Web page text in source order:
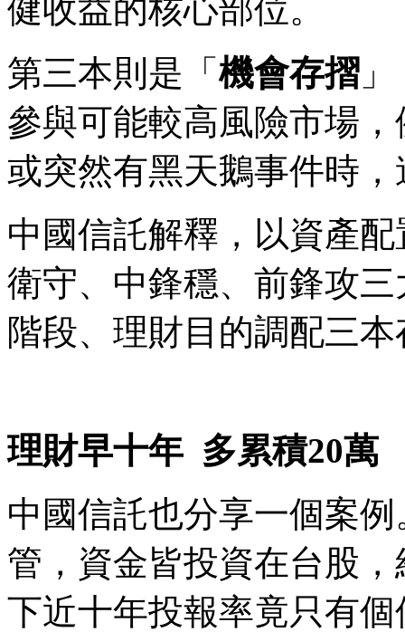
健收益的核心部位。
第三本則是「機會存摺
參與可能較高風險市場
或突然有黑天鵝事件時
中國信託解釋，以資產
衛守、中鋒穩、前鋒攻
階段、理財目的調配三
理財早十年 多累積20萬
中國信託也分享一個案
管，資金皆投資在台股
下近十年投報率竟只有